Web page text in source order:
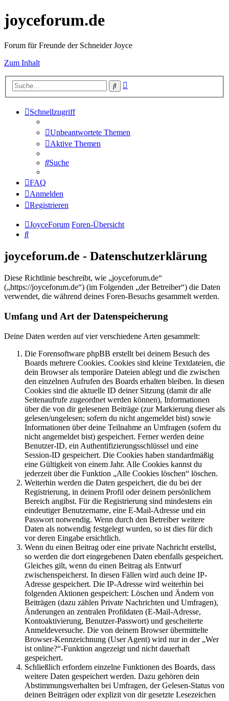
joyceforum.de
Forum für Freunde der Schneider Joyce
Zum Inhalt
Suche
Schnellzugriff
Unbeantwortete Themen
Aktive Themen
Suche
FAQ
Anmelden
Registrieren
JoyceForum Foren-Übersicht
Suche
joyceforum.de - Datenschutzerklärung
Diese Richtlinie beschreibt, wie „joyceforum.de“
(„https://joyceforum.de“) (im Folgenden „der Betreiber“) die Daten
verwendet, die während deines Foren-Besuchs gesammelt werden.
Umfang und Art der Datenspeicherung
Deine Daten werden auf vier verschiedene Arten gesammelt:
Die Forensoftware phpBB erstellt bei deinem Besuch des
Boards mehrere Cookies. Cookies sind kleine Textdateien, die
dein Browser als temporäre Dateien ablegt und die zwischen
den einzelnen Aufrufen des Boards erhalten bleiben. In diesen
Cookies sind die aktuelle ID deiner Sitzung (damit dir alle
Seitenaufrufe zugeordnet werden können), Informationen
über die von dir gelesenen Beiträge (zur Markierung dieser als
gelesen/ungelesen; sofern du nicht angemeldet bist) sowie
Informationen über deine Teilnahme an Umfragen (sofern du
nicht angemeldet bist) gespeichert. Ferner werden deine
Benutzer-ID, ein Authentifizierungsschlüssel und eine
Session-ID gespeichert. Die Cookies haben standardmäßig
eine Gültigkeit von einem Jahr. Alle Cookies kannst du
jederzeit über die Funktion „Alle Cookies löschen“ löschen.
Weiterhin werden die Daten gespeichert, die du bei der
Registrierung, in deinem Profil oder deinem persönlichem
Bereich angibst. Für die Registrierung sind mindestens ein
eindeutiger Benutzername, eine E-Mail-Adresse und ein
Passwort notwendig. Wenn durch den Betreiber weitere
Daten als notwendig festgelegt wurden, so ist dies für dich
vor deren Eingabe ersichtlich.
Wenn du einen Beitrag oder eine private Nachricht erstellst,
so werden die dort eingegebenen Daten ebenfalls gespeichert.
Gleiches gilt, wenn du einen Beitrag als Entwurf
zwischenspeicherst. In diesen Fällen wird auch deine IP-
Adresse gespeichert. Die IP-Adresse wird weiterhin bei
folgenden Aktionen gespeichert: Löschen und Ändern von
Beiträgen (dazu zählen Private Nachrichten und Umfragen),
Änderungen an zentralen Profildaten (E-Mail-Adresse,
Kontoaktivierung, Benutzer-Passwort) und gescheiterte
Anmeldeversuche. Die von deinem Browser übermittelte
Browser-Kennzeichnung (User Agent) wird nur in der „Wer
ist online?“-Funktion angezeigt und nicht dauerhaft
gespeichert.
Schließlich erfordern einzelne Funktionen des Boards, dass
weitere Daten gespeichert werden. Dazu gehören dein
Abstimmungsverhalten bei Umfragen, der Gelesen-Status von
deinen Beiträgen oder explizit von dir gesetzte Lesezeichen